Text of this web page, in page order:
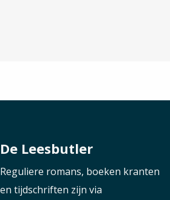
De Leesbutler
Reguliere romans, boeken kranten
en tijdschriften zijn via